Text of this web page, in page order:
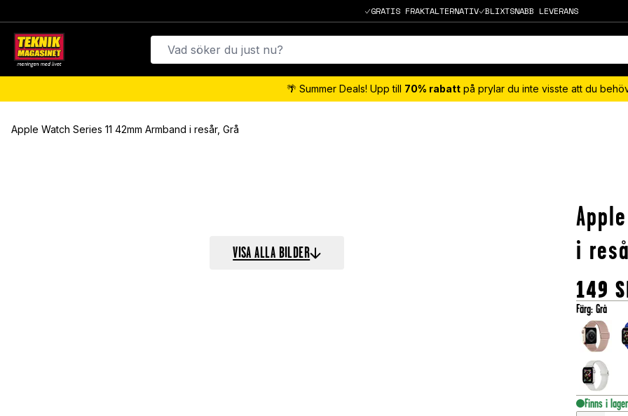
GRATIS FRAKTALTERNATIV BLIXTSNABB LEVERANS
🌴 Summer Deals! Upp till 70% rabatt på prylar du inte visste att du
Apple Watch Series 11 42mm Armband i resår, Grå
VISA ALLA BILDER
i
149
Färg:Grå
Finns i lager